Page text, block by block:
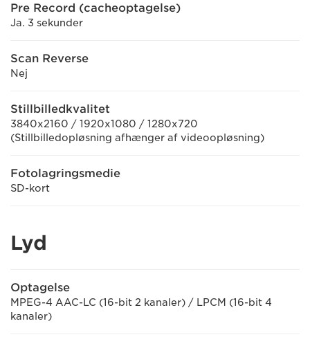
Pre Record (cacheoptagelse)
Ja. 3 sekunder
Scan Reverse
Nej
Stillbilledkvalitet
3840x2160 / 1920x1080 / 1280x720
(Stillbilledopløsning afhænger af videoopløsning)
Fotolagringsmedie
SD-kort
Lyd
Optagelse
MPEG-4 AAC-LC (16-bit 2 kanaler) / LPCM (16-bit 4
kanaler)